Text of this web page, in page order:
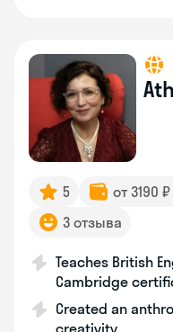
5 от 3190
3 отзыва
Teaches British
Cambridge
Created an
creativity